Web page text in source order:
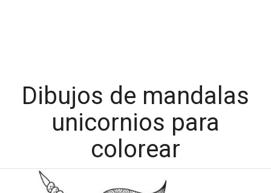
Dibujos de mandalas
unicornios para
colorear